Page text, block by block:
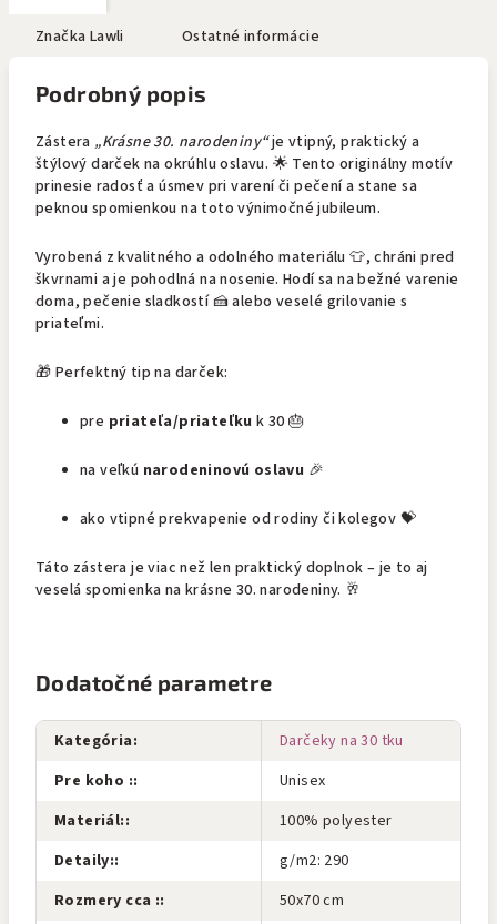
Značka Lawli Ostatné informácie
Podrobný popis
Zástera„Krásne 30. narodeniny“je vtipný, praktický a
štýlový darček na okrúhlu oslavu. 🌟 Tento originálny motív
prinesie radosť a úsmev pri varení či pečení a stane sa
peknou spomienkou na toto výnimočné jubileum.
Vyrobená z kvalitného a odolného materiálu 👕, chráni pred
škvrnami a je pohodlná na nosenie. Hodí sa na bežné varenie
doma, pečenie sladkostí 🍰 alebo veselé grilovanie s
priateľmi.
🎁 Perfektný tip na darček:
pre priateľa/priateľku k 30 🎂
na veľkú narodeninovú oslavu 🎉
ako vtipné prekvapenie od rodiny či kolegov 💝
Táto zástera je viac než len praktický doplnok – je to aj
veselá spomienka na krásne 30. narodeniny. 🥂
Dodatočné parametre
Kategória:
Darčeky na 30 tku
Pre koho ::
Unisex
Materiál::
100% polyester
Detaily::
g/m2: 290
Rozmery cca :: 50x70 cm